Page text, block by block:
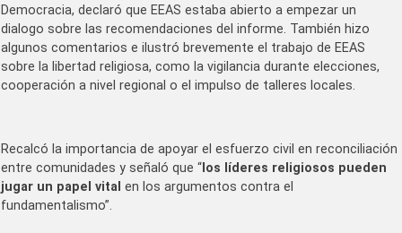
Democracia, declaró que EEAS estaba abierto a empezar un
dialogo sobre las recomendaciones del informe. También hizo
algunos comentarios e ilustró brevemente el trabajo de EEAS
sobre la libertad religiosa, como la vigilancia durante elecciones,
cooperación a nivel regional o el impulso de talleres locales.
Recalcó la importancia de apoyar el esfuerzo civil en reconciliación
entre comunidades y señaló que “ los líderes religiosos pueden
jugar un papel vital en los argumentos contra el
fundamentalismo”.